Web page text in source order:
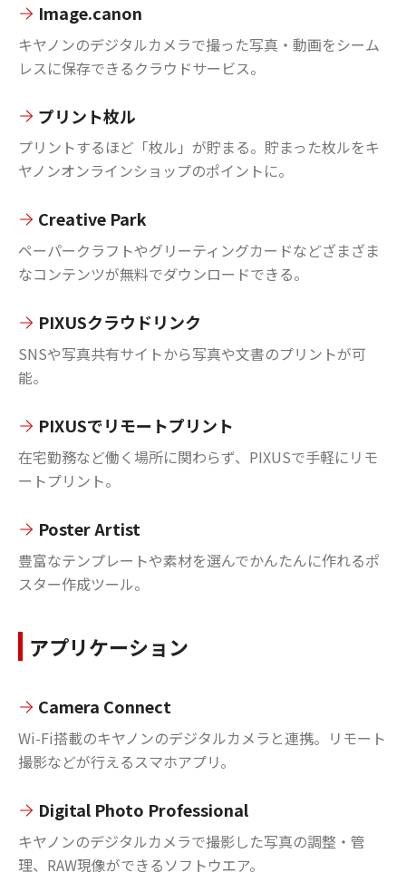
Image.canon
キヤノンのデジタルカメラで撮った写真・動画をシーム
レスに保存できるクラウドサービス。
プリント枚ル
プリントするほど「枚ル」が貯まる。貯まった枚ルをキ
ヤノンオンラインショップのポイントに。
Creative Park
ペーパークラフトやグリーティングカードなどざまざま
なコンテンツが無料でダウンロードできる。
PIXUSクラウドリンク
SNSや写真共有サイトから写真や文書のプリントが可
能。
PIXUSでリモートプリント
在宅勤務など働く場所に関わらず、PIXUSで手軽にリモ
ートプリント。
Poster Artist
豊富なテンプレートや素材を選んでかんたんに作れるポ
スター作成ツール。
アプリケーション
Camera Connect
Wi-Fi搭載のキヤノンのデジタルカメラと連携。リモート
撮影などが行えるスマホアプリ。
Digital Photo Professional
キヤノンのデジタルカメラで撮影した写真の調整・管
理、RAW現像ができるソフトウエア。